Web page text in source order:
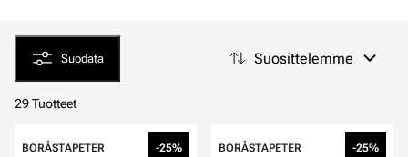
Suodata Suosittelemme
29 Tuotteet
BORÅSTAPETER -25% BORÅSTAPETER -25%